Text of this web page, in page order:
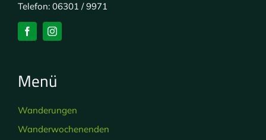
Telefon: 06301 / 9971
Menü
Wanderungen
Wanderwochenenden